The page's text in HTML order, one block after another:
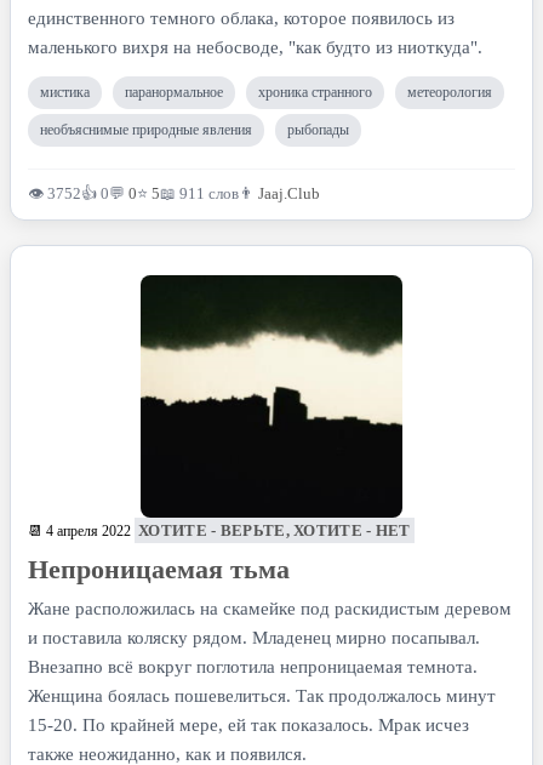
единственного темного облака, которое появилось из
маленького вихря на небосводе, "как будто из ниоткуда".
мистика паранормальное хроника странного метеорология
необъяснимые природные явления рыбопады
👁 3752👍 0💬 0⭐ 5📖 911 слов 👨 Jaaj.Club
📆 4 апреля 2022 ХОТИТЕ - ВЕРЬТЕ, ХОТИТЕ - НЕТ
Непроницаемая тьма
Жане расположилась на скамейке под раскидистым деревом
и поставила коляску рядом. Младенец мирно посапывал.
Внезапно всё вокруг поглотила непроницаемая темнота.
Женщина боялась пошевелиться. Так продолжалось минут
15-20. По крайней мере, ей так показалось. Мрак исчез
также неожиданно, как и появился.